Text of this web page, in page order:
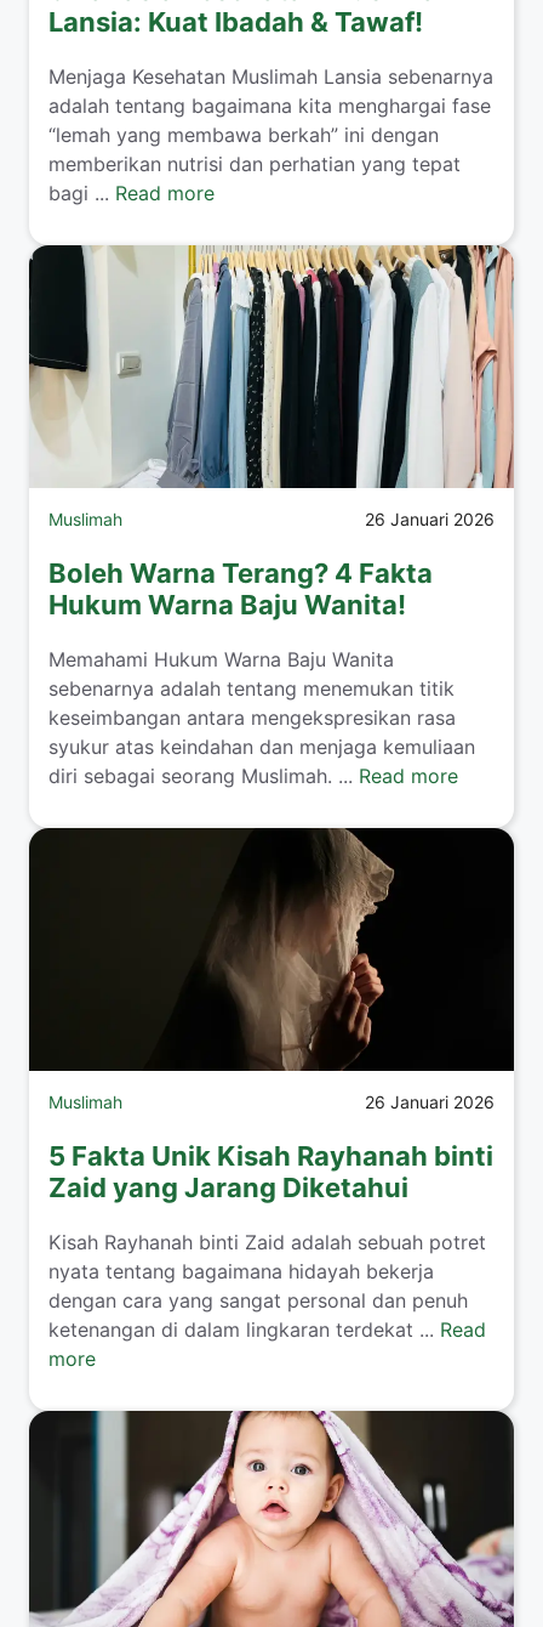
Lansia: Kuat Ibadah & Tawaf!
​Menjaga Kesehatan Muslimah Lansia sebenarnya
adalah tentang bagaimana kita menghargai fase
“lemah yang membawa berkah” ini dengan
memberikan nutrisi dan perhatian yang tepat
bagi ... Read more
Muslimah 26 Januari 2026
Boleh Warna Terang? 4 Fakta
Hukum Warna Baju Wanita!
​Memahami Hukum Warna Baju Wanita
sebenarnya adalah tentang menemukan titik
keseimbangan antara mengekspresikan rasa
syukur atas keindahan dan menjaga kemuliaan
diri sebagai seorang Muslimah. ... Read more
Muslimah 26 Januari 2026
5 Fakta Unik Kisah Rayhanah binti
Zaid yang Jarang Diketahui
​Kisah Rayhanah binti Zaid adalah sebuah potret
nyata tentang bagaimana hidayah bekerja
dengan cara yang sangat personal dan penuh
ketenangan di dalam lingkaran terdekat ... Read
more